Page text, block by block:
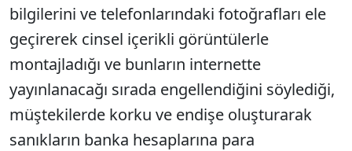
bilgilerini ve telefonlarındaki fotoğrafları ele
geçirerek cinsel içerikli görüntülerle
montajladığı ve bunların internette
yayınlanacağı sırada engellendiğini söylediği,
müştekilerde korku ve endişe oluşturarak
sanıkların banka hesaplarına para